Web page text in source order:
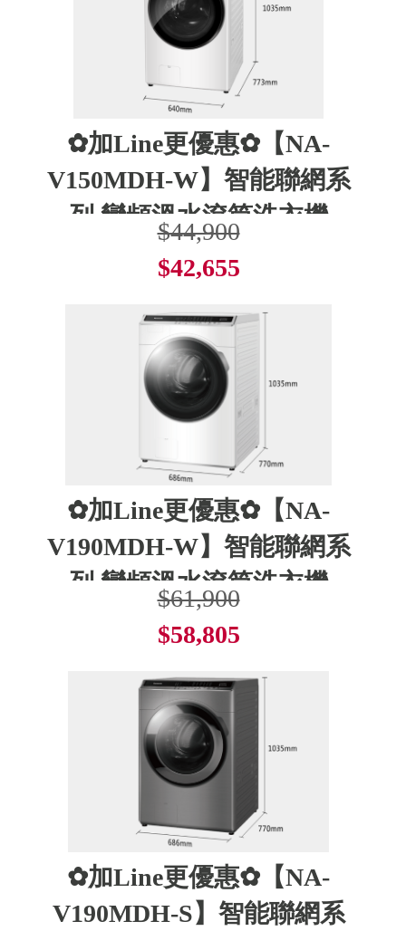
了解更多
✿加Line更優惠✿【NA-
V150MDH-W】智能聯網系
列 變頻溫水滾筒洗衣機
$44,900
$42,655
了解更多
✿加Line更優惠✿【NA-
V190MDH-W】智能聯網系
列 變頻溫水滾筒洗衣機
$61,900
$58,805
✿加Line更優惠✿【NA-
V190MDH-S】智能聯網系